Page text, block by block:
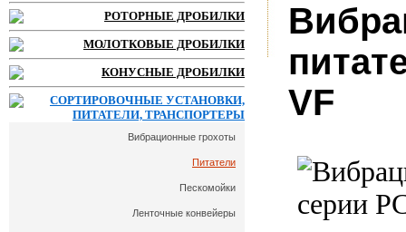
РОТОРНЫЕ ДРОБИЛКИ
МОЛОТКОВЫЕ ДРОБИЛКИ
КОНУСНЫЕ ДРОБИЛКИ
СОРТИРОВОЧНЫЕ УСТАНОВКИ,
ПИТАТЕЛИ, ТРАНСПОРТЕРЫ
Вибрационные грохоты
Питатели
Пескомойки
Ленточные конвейеры
VF